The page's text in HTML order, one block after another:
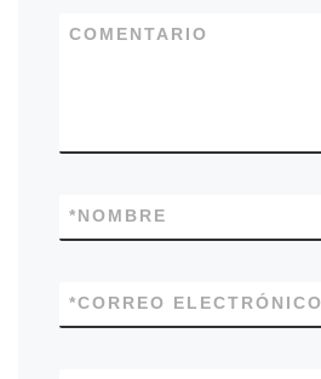
COMENTARIO
NOMBRE
*
CORREO ELECTRÓNICO
*